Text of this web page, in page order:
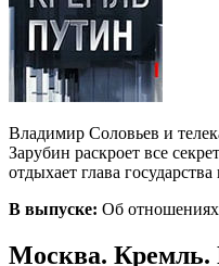
Владимир Соловьев и
Зарубин раскроет все
отдыхает глава
В выпуске: Об
Москва. Кремль.